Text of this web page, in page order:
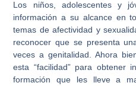
Los niños, adolescentes y
información a su alcance en
temas de afectividad y
reconocer que se presenta
veces a genitalidad. Ahora
esta “facilidad” para obtener
formación que les lleve a